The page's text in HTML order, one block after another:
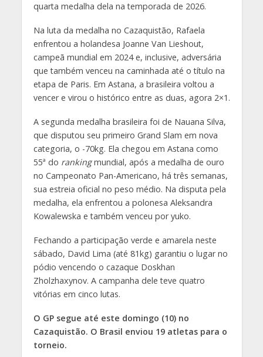
quarta medalha dela na temporada de 2026.
Na luta da medalha no Cazaquistão, Rafaela
enfrentou a holandesa Joanne Van Lieshout,
campeã mundial em 2024 e, inclusive, adversária
que também venceu na caminhada até o título na
etapa de Paris. Em Astana, a brasileira voltou a
vencer e virou o histórico entre as duas, agora 2×1.
A segunda medalha brasileira foi de Nauana Silva,
que disputou seu primeiro Grand Slam em nova
categoria, o -70kg. Ela chegou em Astana como
55ª do rankingmundial, após a medalha de ouro
no Campeonato Pan-Americano, há três semanas,
sua estreia oficial no peso médio. Na disputa pela
medalha, ela enfrentou a polonesa Aleksandra
Kowalewska e também venceu por yuko.
Fechando a participação verde e amarela neste
sábado, David Lima (até 81kg) garantiu o lugar no
pódio vencendo o cazaque Doskhan
Zholzhaxynov. A campanha dele teve quatro
vitórias em cinco lutas.
O GP segue até este domingo (10) no
Cazaquistão. O Brasil enviou 19 atletas para o
torneio.